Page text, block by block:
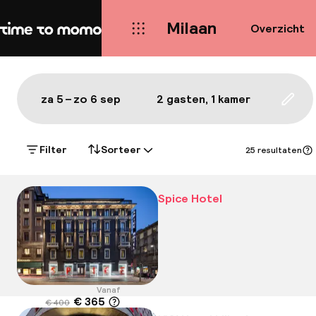
Home Milaan Overzicht
Kaart Milaan: de beste hotels
Toon op de kaart:
za 5 – zo 6 sep 2 gasten, 1 kamer
Filter Sorteer 25 resultaten
Spice Hotel
Locatie
Vanaf
€ 400 € 365